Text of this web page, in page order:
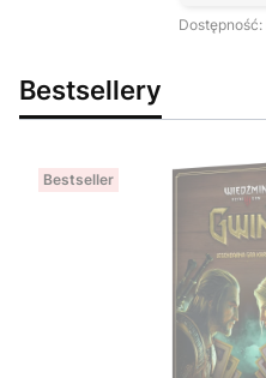
Dostępność:
Bestsellery
Bestseller